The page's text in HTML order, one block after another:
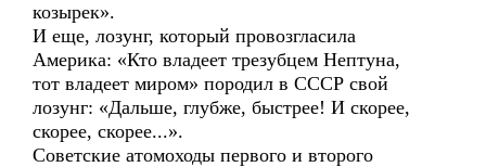
козырек».
И еще, лозунг, который провозгласила
Америка: «Кто владеет трезубцем Нептуна,
тот владеет миром» породил в СССР свой
лозунг: «Дальше, глубже, быстрее! И скорее,
скорее, скорее...».
Советские атомоходы первого и второго